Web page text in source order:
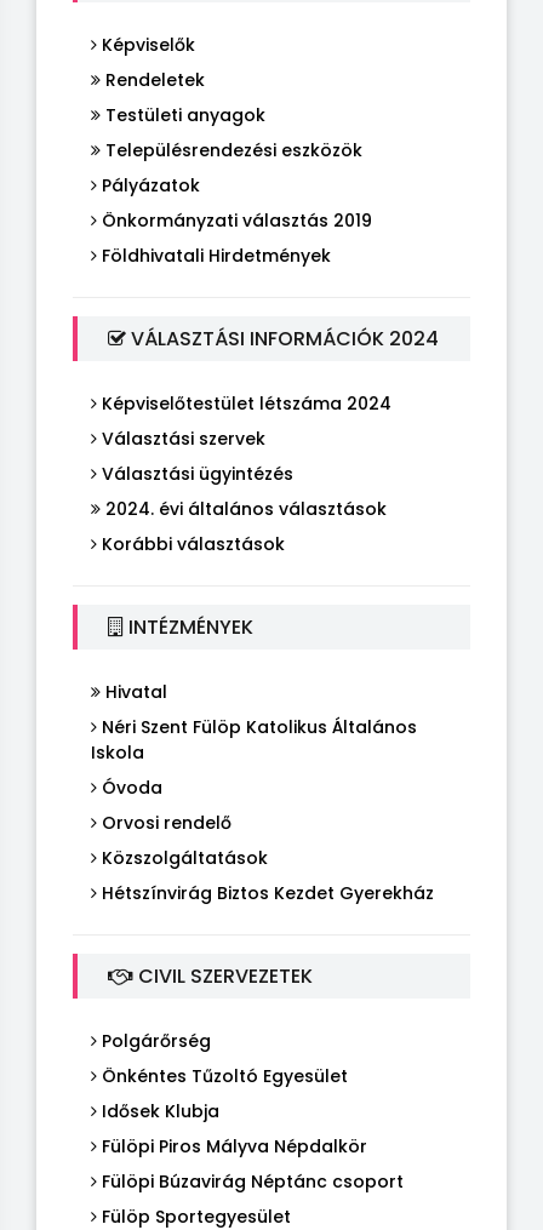
Képviselők
Rendeletek
Testületi anyagok
Településrendezési eszközök
Pályázatok
Önkormányzati választás 2019
Földhivatali Hirdetmények
VÁLASZTÁSI INFORMÁCIÓK 2024
Képviselőtestület létszáma 2024
Választási szervek
Választási ügyintézés
2024. évi általános választások
Korábbi választások
INTÉZMÉNYEK
Hivatal
Néri Szent Fülöp Katolikus Általános
Iskola
Óvoda
Orvosi rendelő
Közszolgáltatások
Hétszínvirág Biztos Kezdet Gyerekház
CIVIL SZERVEZETEK
Polgárőrség
Önkéntes Tűzoltó Egyesület
Idősek Klubja
Fülöpi Piros Mályva Népdalkör
Fülöpi Búzavirág Néptánc csoport
Fülöp Sportegyesület